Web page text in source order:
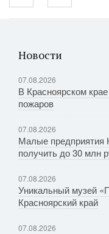
Новости
07.08.2026
В Красноярском
пожаров
07.08.2026
Малые предприятия
получить до 30 млн
07.08.2026
Уникальный музей
Красноярский край
07.08.2026